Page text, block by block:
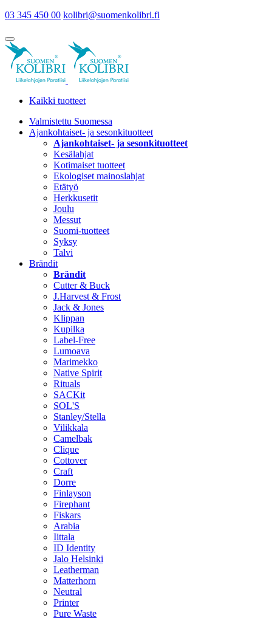
03 345 450 00 kolibri@suomenkolibri.fi
Kaikki tuotteet
Valmistettu Suomessa
Ajankohtaiset- ja sesonkituotteet
Ajankohtaiset- ja sesonkituotteet
Kesälahjat
Kotimaiset tuotteet
Ekologiset mainoslahjat
Etätyö
Herkkusetit
Joulu
Messut
Suomi-tuotteet
Syksy
Talvi
Brändit
Brändit
Cutter & Buck
J.Harvest & Frost
Jack & Jones
Klippan
Kupilka
Label-Free
Lumoava
Marimekko
Native Spirit
Rituals
SACKit
SOL'S
Stanley/Stella
Vilikkala
Camelbak
Clique
Cottover
Craft
Dorre
Finlayson
Firephant
Fiskars
Arabia
Iittala
ID Identity
Jalo Helsinki
Leatherman
Matterhorn
Neutral
Printer
Pure Waste